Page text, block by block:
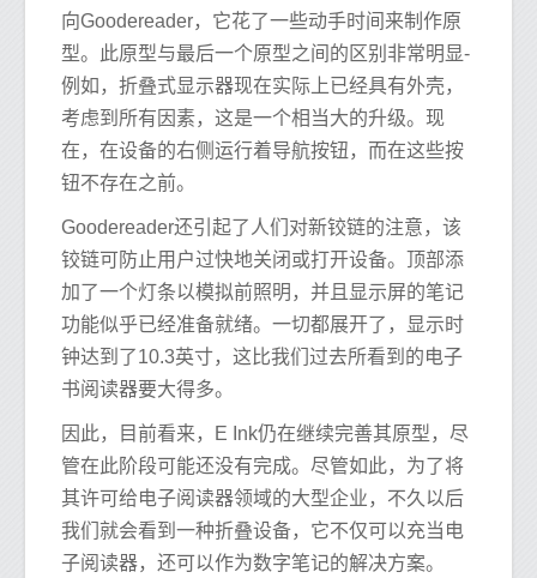
向Goodereader，它花了一些动手时间来制作原
型。此原型与最后一个原型之间的区别非常明显-
例如，折叠式显示器现在实际上已经具有外壳，
考虑到所有因素，这是一个相当大的升级。现
在，在设备的右侧运行着导航按钮，而在这些按
钮不存在之前。
Goodereader还引起了人们对新铰链的注意，该
铰链可防止用户过快地关闭或打开设备。顶部添
加了一个灯条以模拟前照明，并且显示屏的笔记
功能似乎已经准备就绪。一切都展开了，显示时
钟达到了10.3英寸，这比我们过去所看到的电子
书阅读器要大得多。
因此，目前看来，E Ink仍在继续完善其原型，尽
管在此阶段可能还没有完成。尽管如此，为了将
其许可给电子阅读器领域的大型企业，不久以后
我们就会看到一种折叠设备，它不仅可以充当电
子阅读器，还可以作为数字笔记的解决方案。